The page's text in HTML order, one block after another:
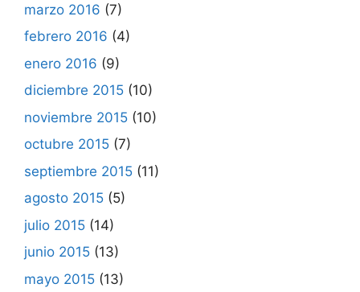
marzo 2016 (7)
febrero 2016 (4)
enero 2016 (9)
diciembre 2015 (10)
noviembre 2015 (10)
octubre 2015 (7)
septiembre 2015 (11)
agosto 2015 (5)
julio 2015 (14)
junio 2015 (13)
mayo 2015 (13)